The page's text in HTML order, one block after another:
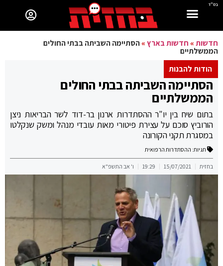
בס"ד
חדשות» חדשות בארץ»הסתיימה השביתה בבתי החולים
הממשלתיים
הודות להבנות
הסתיימה השביתה בבתי החולים
הממשלתיים
בתום שיח בין יו"ר ההסתדרות ארנון בר-דוד לשר הבריאות ניצן
הורוביץ סוכם על עצירת פיטורי מאות עובדי מנהל ומשק שנקלטו
במסגרת תקני הקורונה
תגיות: ההסתדרות הרפואית
בחזית 15/07/2021
19:29 ו' אב התשפ"א